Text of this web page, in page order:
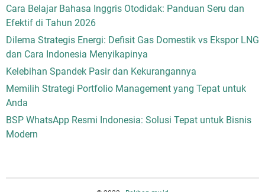
Cara Belajar Bahasa Inggris Otodidak: Panduan Seru dan
Efektif di Tahun 2026
Dilema Strategis Energi: Defisit Gas Domestik vs Ekspor LNG
dan Cara Indonesia Menyikapinya
Kelebihan Spandek Pasir dan Kekurangannya
Memilih Strategi Portfolio Management yang Tepat untuk
Anda
BSP WhatsApp Resmi Indonesia: Solusi Tepat untuk Bisnis
Modern